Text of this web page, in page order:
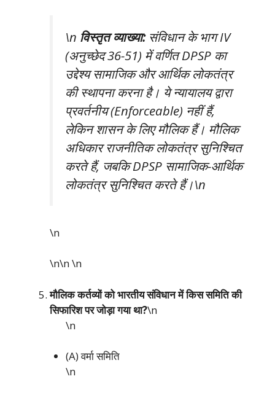
\n विस्तृत व्याख्या:संविधान के भाग IV
(अनुच्छेद 36-51) में वर्णित DPSP का
उद्देश्य सामाजिक और आर्थिक लोकतंत्र
की स्थापना करना है। ये न्यायालय द्वारा
प्रवर्तनीय (Enforceable) नहीं हैं,
लेकिन शासन के लिए मौलिक हैं। मौलिक
अधिकार राजनीतिक लोकतंत्र सुनिश्चित
करते हैं, जबकि DPSP सामाजिक-आर्थिक
लोकतंत्र सुनिश्चित करते हैं।\n
\n
\n\n\n
मौलिक कर्तव्यों को भारतीय संविधान में किस समिति की
सिफारिश पर जोड़ा गया था?\n
\n
(A) वर्मा समिति
\n